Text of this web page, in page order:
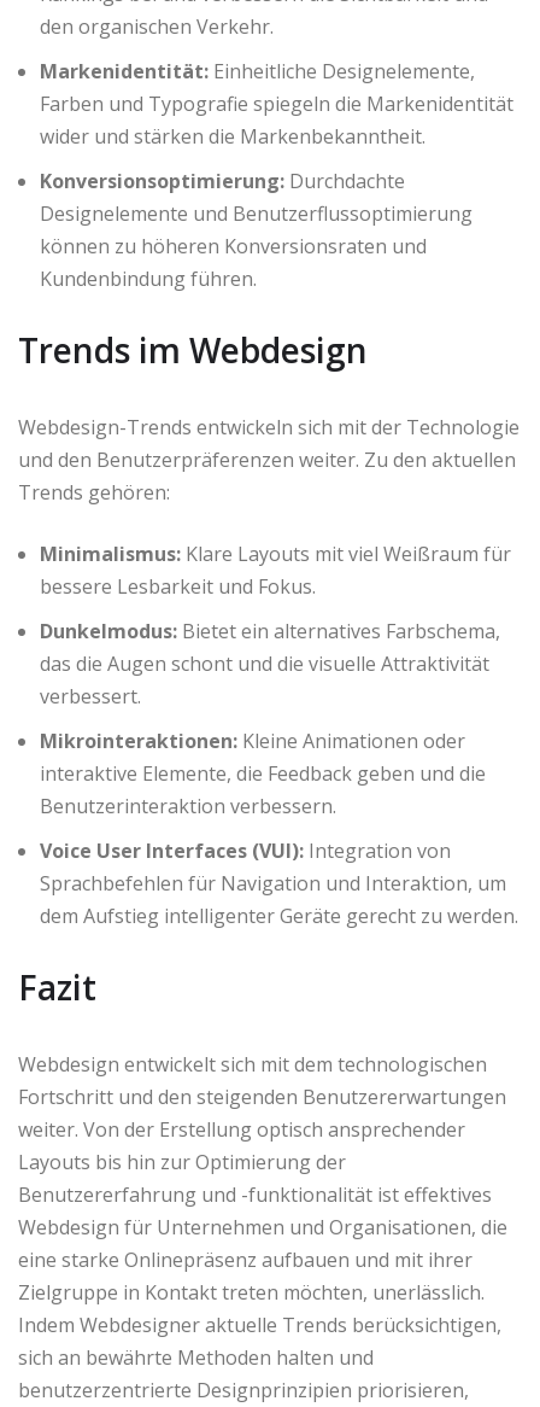
den organischen Verkehr.
Markenidentität: Einheitliche Designelemente,
Farben und Typografie spiegeln die Markenidentität
wider und stärken die Markenbekanntheit.
Konversionsoptimierung: Durchdachte
Designelemente und Benutzerflussoptimierung
können zu höheren Konversionsraten und
Kundenbindung führen.
Trends im Webdesign
Webdesign-Trends entwickeln sich mit der Technologie
und den Benutzerpräferenzen weiter. Zu den aktuellen
Trends gehören:
Minimalismus: Klare Layouts mit viel Weißraum für
bessere Lesbarkeit und Fokus.
Dunkelmodus: Bietet ein alternatives Farbschema,
das die Augen schont und die visuelle Attraktivität
verbessert.
Mikrointeraktionen: Kleine Animationen oder
interaktive Elemente, die Feedback geben und die
Benutzerinteraktion verbessern.
Voice User Interfaces (VUI): Integration von
Sprachbefehlen für Navigation und Interaktion, um
dem Aufstieg intelligenter Geräte gerecht zu werden.
Fazit
Webdesign entwickelt sich mit dem technologischen
Fortschritt und den steigenden Benutzererwartungen
weiter. Von der Erstellung optisch ansprechender
Layouts bis hin zur Optimierung der
Benutzererfahrung und -funktionalität ist effektives
Webdesign für Unternehmen und Organisationen, die
eine starke Onlinepräsenz aufbauen und mit ihrer
Zielgruppe in Kontakt treten möchten, unerlässlich.
Indem Webdesigner aktuelle Trends berücksichtigen,
sich an bewährte Methoden halten und
benutzerzentrierte Designprinzipien priorisieren,